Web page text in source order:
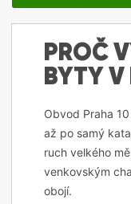
PROČ
BYTY V
Obvod Praha
až po samý
ruch velkého
venkovským
obojí.